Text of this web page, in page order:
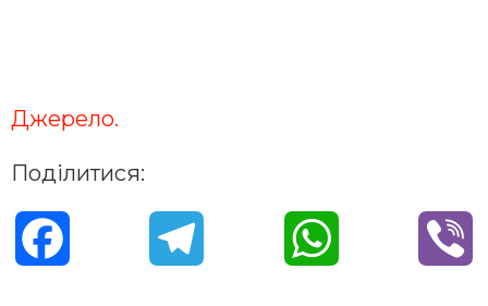
Джерело.
Поділитися: